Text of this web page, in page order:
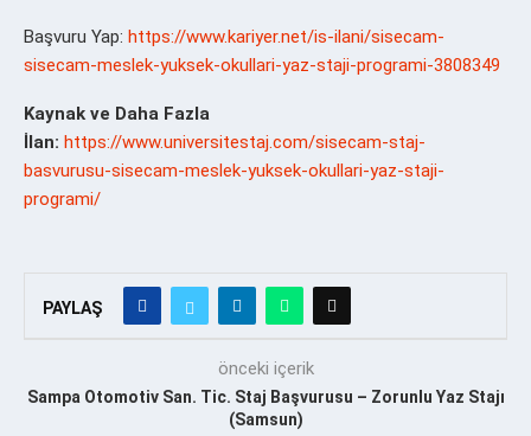
Başvuru Yap: https://www.kariyer.net/is-ilani/sisecam-
sisecam-meslek-yuksek-okullari-yaz-staji-programi-3808349
Kaynak ve Daha Fazla
İlan: https://www.universitestaj.com/sisecam-staj-
basvurusu-sisecam-meslek-yuksek-okullari-yaz-staji-
programi/
PAYLAŞ
önceki içerik
Sampa Otomotiv San. Tic. Staj Başvurusu – Zorunlu Yaz Stajı
(Samsun)